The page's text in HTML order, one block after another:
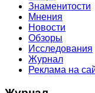
Знаменитости
Мнения
Новости
Обзоры
Исследования
Журнал
Реклама на